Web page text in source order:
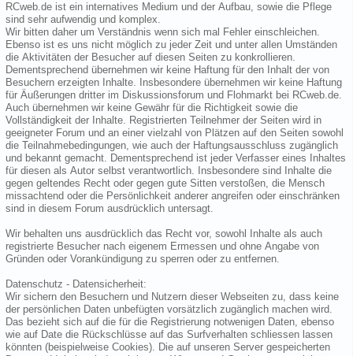
RCweb.de ist ein internatives Medium und der Aufbau, sowie die Pflege
sind sehr aufwendig und komplex.
Wir bitten daher um Verständnis wenn sich mal Fehler einschleichen.
Ebenso ist es uns nicht möglich zu jeder Zeit und unter allen Umständen
die Aktivitäten der Besucher auf diesen Seiten zu konkrollieren.
Dementsprechend übernehmen wir keine Haftung für den Inhalt der von
Besuchern erzeigten Inhalte. Insbesondere übernehmen wir keine Haftung
für Äußerungen dritter im Diskussionsforum und Flohmarkt bei RCweb.de.
Auch übernehmen wir keine Gewähr für die Richtigkeit sowie die
Vollständigkeit der Inhalte. Registrierten Teilnehmer der Seiten wird in
geeigneter Forum und an einer vielzahl von Plätzen auf den Seiten sowohl
die Teilnahmebedingungen, wie auch der Haftungsausschluss zugänglich
und bekannt gemacht. Dementsprechend ist jeder Verfasser eines Inhaltes
für diesen als Autor selbst verantwortlich. Insbesondere sind Inhalte die
gegen geltendes Recht oder gegen gute Sitten verstoßen, die Mensch
missachtend oder die Persönlichkeit anderer angreifen oder einschränken
sind in diesem Forum ausdrücklich untersagt.
Wir behalten uns ausdrücklich das Recht vor, sowohl Inhalte als auch
registrierte Besucher nach eigenem Ermessen und ohne Angabe von
Gründen oder Vorankündigung zu sperren oder zu entfernen.
Datenschutz - Datensicherheit:
Wir sichern den Besuchern und Nutzern dieser Webseiten zu, dass keine
der persönlichen Daten unbefügten vorsätzlich zugänglich machen wird.
Das bezieht sich auf die für die Registrierung notwenigen Daten, ebenso
wie auf Date die Rückschlüsse auf das Surfverhalten schliessen lassen
könnten (beispielweise Cookies). Die auf unseren Server gespeicherten